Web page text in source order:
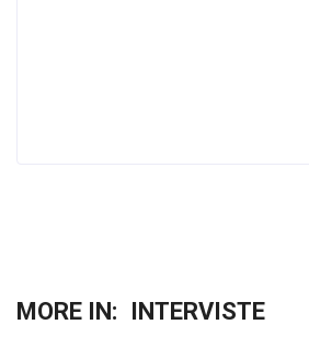
MORE IN: INTERVISTE